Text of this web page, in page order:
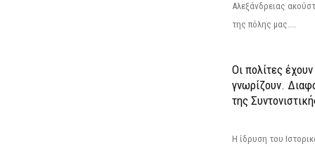
Αλεξάνδρειας
της πόλης μας....
Οι πολίτες
γνωρίζουν.
της
Η ίδρυση του